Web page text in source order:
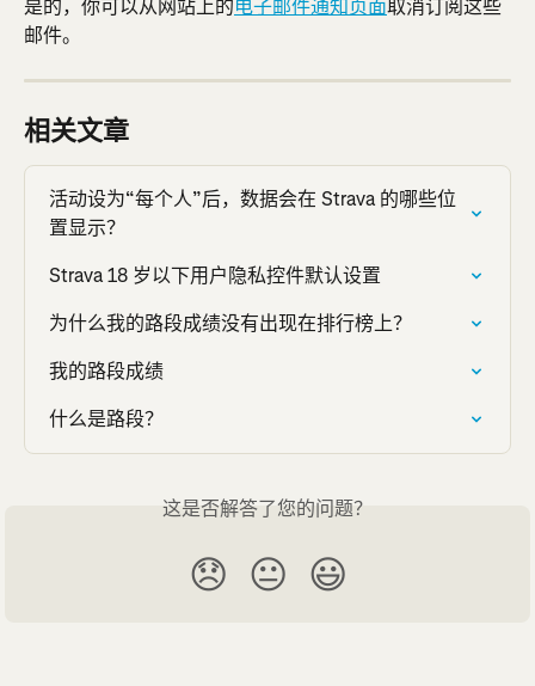
是的，你可以从网站上的电子邮件通知页面取消订阅这些
邮件。
相关文章
活动设为“每个人”后，数据会在 Strava 的哪些位
置显示？
Strava 18 岁以下用户隐私控件默认设置
为什么我的路段成绩没有出现在排行榜上？
我的路段成绩
什么是路段？
这是否解答了您的问题？
😞 😐 😃